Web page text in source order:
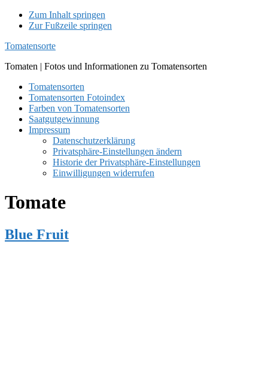
Zum Inhalt springen
Zur Fußzeile springen
Tomatensorte
Tomaten | Fotos und Informationen zu Tomatensorten
Tomatensorten
Tomatensorten Fotoindex
Farben von Tomatensorten
Saatgutgewinnung
Impressum
Datenschutzerklärung
Privatsphäre-Einstellungen ändern
Historie der Privatsphäre-Einstellungen
Einwilligungen widerrufen
Tomate
Blue Fruit